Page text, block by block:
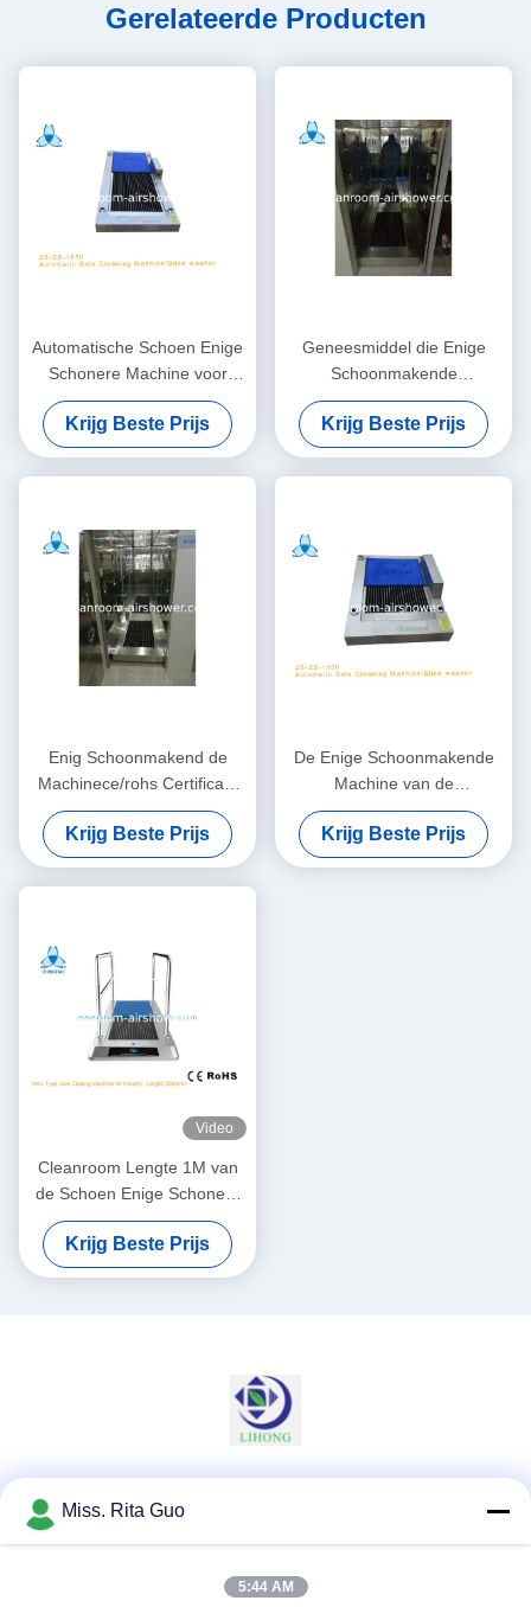
Gerelateerde Producten
Automatische Schoen Enige
Schonere Machine voor
Chemische Industrie zonder
Handvat
Krijg Beste Prijs
Geneesmiddel die Enige
Schoonmakende
Machine/Wasmachine voor
Industriële Schoonmakende
Producten schoonmaken
Krijg Beste Prijs
Enig Schoonmakend de
Machinece/rohs Certificaat
van de luchtdouche voor
Universitair Laboratorium
Krijg Beste Prijs
De Enige Schoonmakende
Machine van de
waterbrandstof,
Schoenwasmachine voor
Schone Schoenzolen
Krijg Beste Prijs
Video
Cleanroom Lengte 1M van
de Schoen Enige Schonere
Machine voor Één Persoon
20W
Krijg Beste Prijs
Miss. Rita Guo
5:44 AM